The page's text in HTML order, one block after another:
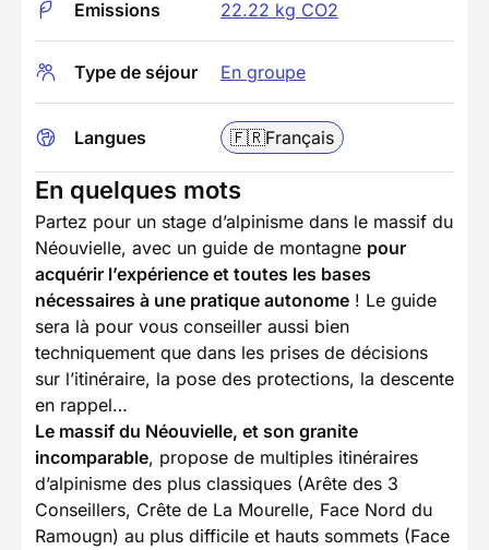
Emissions 22.22 kg CO2
Type de séjour En groupe
Langues 🇫🇷Français
En quelques mots
Partez pour un stage d’alpinisme dans le massif du
Néouvielle, avec un guide de montagne pour
acquérir l’expérience et toutes les bases
nécessaires à une pratique autonome ! Le guide
sera là pour vous conseiller aussi bien
techniquement que dans les prises de décisions
sur l’itinéraire, la pose des protections, la descente
en rappel…
Le massif du Néouvielle, et son granite
incomparable, propose de multiples itinéraires
d’alpinisme des plus classiques (Arête des 3
Conseillers, Crête de La Mourelle, Face Nord du
Ramougn) au plus difficile et hauts sommets (Face